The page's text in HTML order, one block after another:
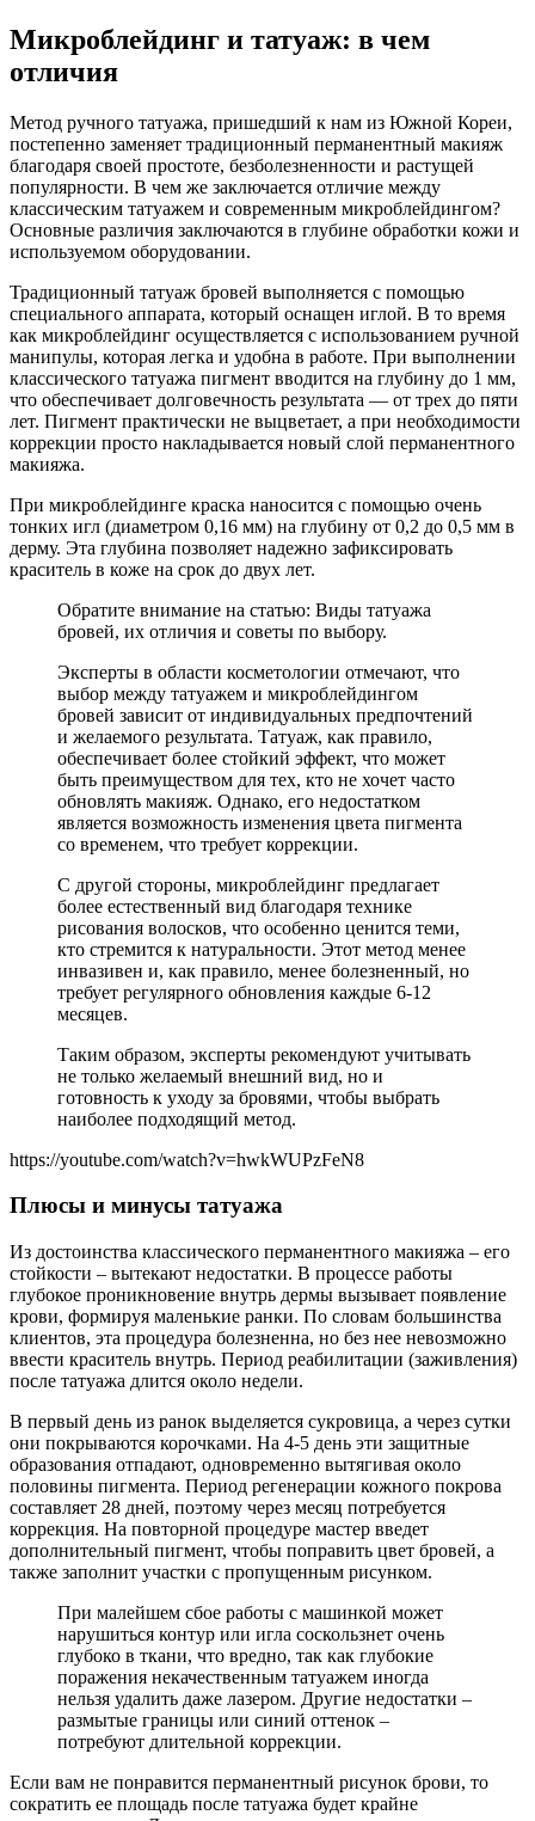
Микроблейдинг и татуаж: в чем
отличия
Метод ручного татуажа, пришедший к нам из Южной Кореи,
постепенно заменяет традиционный перманентный макияж
благодаря своей простоте, безболезненности и растущей
популярности. В чем же заключается отличие между
классическим татуажем и современным микроблейдингом?
Основные различия заключаются в глубине обработки кожи и
используемом оборудовании.
Традиционный татуаж бровей выполняется с помощью
специального аппарата, который оснащен иглой. В то время
как микроблейдинг осуществляется с использованием ручной
манипулы, которая легка и удобна в работе. При выполнении
классического татуажа пигмент вводится на глубину до 1 мм,
что обеспечивает долговечность результата — от трех до пяти
лет. Пигмент практически не выцветает, а при необходимости
коррекции просто накладывается новый слой перманентного
макияжа.
При микроблейдинге краска наносится с помощью очень
тонких игл (диаметром 0,16 мм) на глубину от 0,2 до 0,5 мм в
дерму. Эта глубина позволяет надежно зафиксировать
краситель в коже на срок до двух лет.
Обратите внимание на статью: Виды татуажа
бровей, их отличия и советы по выбору.
Эксперты в области косметологии отмечают, что
выбор между татуажем и микроблейдингом
бровей зависит от индивидуальных предпочтений
и желаемого результата. Татуаж, как правило,
обеспечивает более стойкий эффект, что может
быть преимуществом для тех, кто не хочет часто
обновлять макияж. Однако, его недостатком
является возможность изменения цвета пигмента
со временем, что требует коррекции.
С другой стороны, микроблейдинг предлагает
более естественный вид благодаря технике
рисования волосков, что особенно ценится теми,
кто стремится к натуральности. Этот метод менее
инвазивен и, как правило, менее болезненный, но
требует регулярного обновления каждые 6-12
месяцев.
Таким образом, эксперты рекомендуют учитывать
не только желаемый внешний вид, но и
готовность к уходу за бровями, чтобы выбрать
наиболее подходящий метод.
https://youtube.com/watch?v=hwkWUPzFeN8
Плюсы и минусы татуажа
Из достоинства классического перманентного макияжа – его
стойкости – вытекают недостатки. В процессе работы
глубокое проникновение внутрь дермы вызывает появление
крови, формируя маленькие ранки. По словам большинства
клиентов, эта процедура болезненна, но без нее невозможно
ввести краситель внутрь. Период реабилитации (заживления)
после татуажа длится около недели.
В первый день из ранок выделяется сукровица, а через сутки
они покрываются корочками. На 4-5 день эти защитные
образования отпадают, одновременно вытягивая около
половины пигмента. Период регенерации кожного покрова
составляет 28 дней, поэтому через месяц потребуется
коррекция. На повторной процедуре мастер введет
дополнительный пигмент, чтобы поправить цвет бровей, а
также заполнит участки с пропущенным рисунком.
При малейшем сбое работы с машинкой может
нарушиться контур или игла соскользнет очень
глубоко в ткани, что вредно, так как глубокие
поражения некачественным татуажем иногда
нельзя удалить даже лазером. Другие недостатки –
размытые границы или синий оттенок –
потребуют длительной коррекции.
Если вам не понравится перманентный рисунок брови, то
сократить ее площадь после татуажа будет крайне